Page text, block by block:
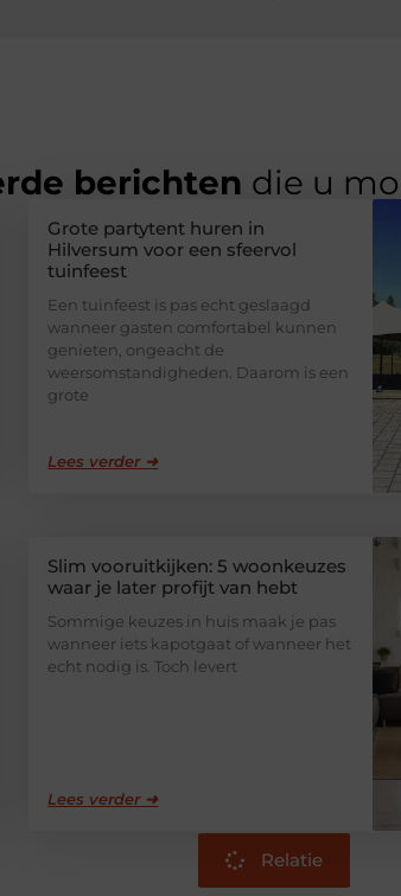
berichten die u
Grote partytent huren in
Hilversum voor een sfeervol
tuinfeest
Een tuinfeest is pas echt geslaagd
wanneer gasten comfortabel kunnen
genieten, ongeacht de
weersomstandigheden. Daarom is een
grote
Lees verder ➜
Slim vooruitkijken: 5 woonkeuzes
waar je later profijt van hebt
Sommige keuzes in huis maak je pas
wanneer iets kapotgaat of wanneer het
echt nodig is. Toch levert
Lees verder ➜
Relatie